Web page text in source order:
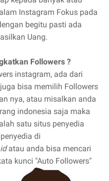
Instagram Fokus pada
begitu pasti ada
Uang.
Followers ?
instagram, ada dari
bisa memilih Followers
nya, atau misalkan anda
indonesia saja maka
satu situs penyedia
di
atau anda bisa mencari
kunci "Auto Followers"